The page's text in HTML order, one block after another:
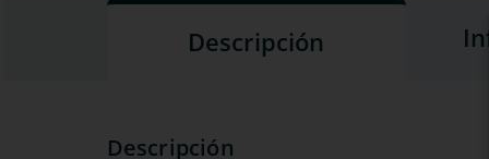
Descripción